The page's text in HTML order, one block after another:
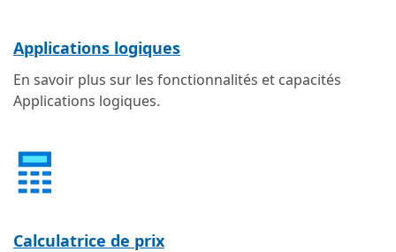
Applications logiques
En savoir plus sur les fonctionnalités et capacités
Applications logiques.
Calculatrice de prix